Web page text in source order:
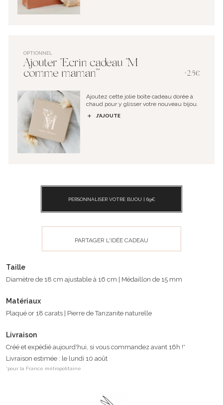
OPTIONNEL
Ajouter "Ecrin cadeau "M
comme maman""
+2.5€
Ajoutez cette jolie boîte cadeau dorée à
chaud pour y glisser votre nouveau bijou.
J’AJOUTE
PERSONNALISER VOTRE BIJOU | 69€
PARTAGER L'IDÉE CADEAU
Taille
Diamètre de 18 cm ajustable à 16 cm | Médaillon de 15 mm
Matériaux
Plaqué or 18 carats | Pierre de Tanzanite naturelle
Livraison
Créé et expédié aujourd'hui, si vous commandez avant 16h !*
Livraison estimée : le lundi 10 août
*pour la France métropolitaine